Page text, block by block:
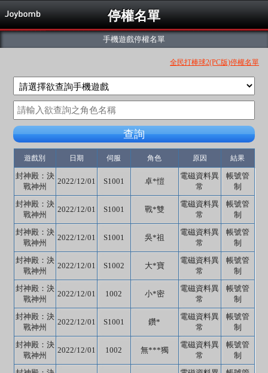
停權名單
手機遊戲停權名單
全民打棒球2(PC版)停權名單
查詢
遊戲別 日期 伺服 角色 原因 結果
封神殿：決
戰神州
2022/12/01 S1001 卓*愷
電磁資料異
常
帳號管
制
封神殿：決
戰神州
2022/12/01 S1001 戰*雙
電磁資料異
常
帳號管
制
封神殿：決
戰神州
2022/12/01 S1001 吳*祖
電磁資料異
常
帳號管
制
封神殿：決
戰神州
2022/12/01 S1002 大*寶
電磁資料異
常
帳號管
制
封神殿：決
戰神州
2022/12/01 1002 小*密
電磁資料異
常
帳號管
制
封神殿：決
戰神州
2022/12/01 S1001 鑽*
電磁資料異
常
帳號管
制
封神殿：決
戰神州
2022/12/01 1002 無***獨
電磁資料異
常
帳號管
制